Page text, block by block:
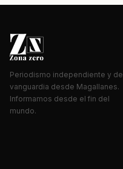
Periodismo independiente y de
vanguardia desde Magallanes.
Informamos desde el fin del
mundo.